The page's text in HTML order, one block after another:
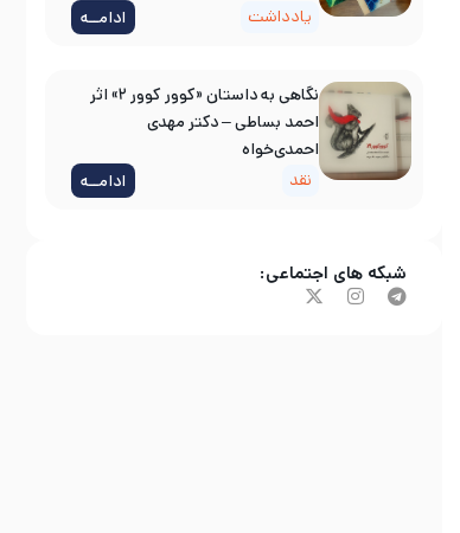
یادداشت
ادامــه
نگاهی به داستان «کوور کوور ۲» اثر
احمد بساطی – دکتر مهدی
احمدی‌خواه
نقد
ادامــه
شبکه های اجتماعی: